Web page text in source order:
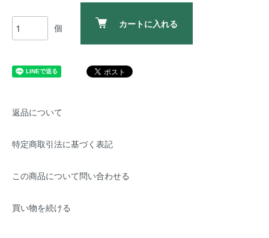
個 カートに入れる
返品について
特定商取引法に基づく表記
この商品について問い合わせる
買い物を続ける